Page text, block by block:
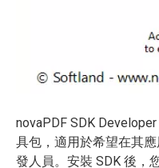
novaPDF SDK
具包，適用於希望在其
發人員。安裝 SDK 後，